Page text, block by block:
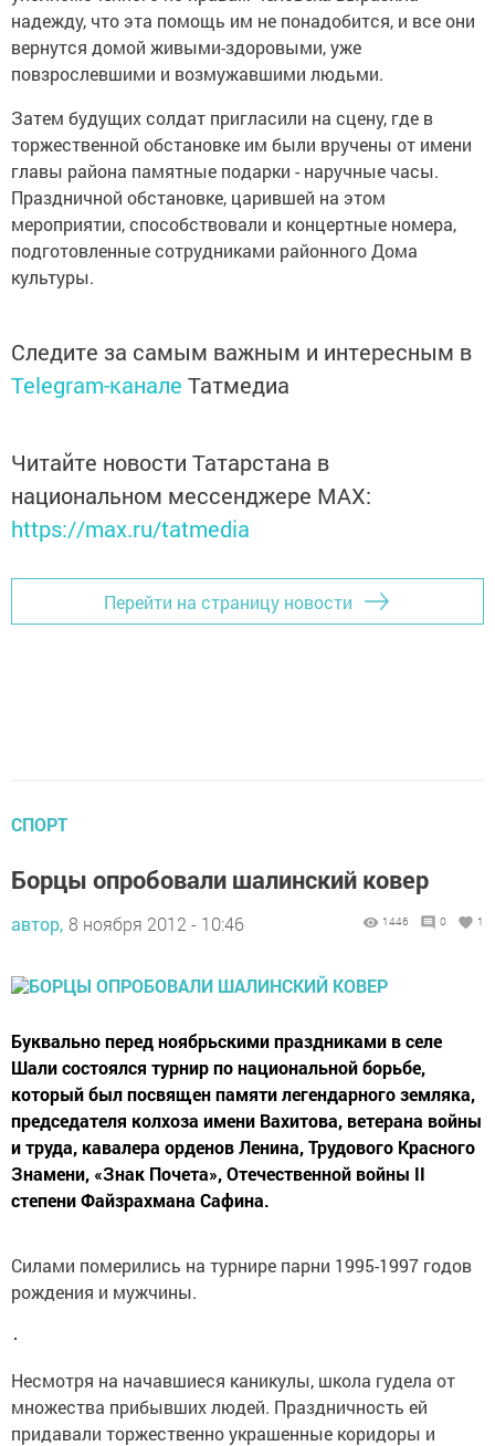
надежду, что эта помощь им не понадобится, и все они
вернутся домой живыми-здоровыми, уже
повзрослевшими и возмужавшими людьми.
Затем будущих солдат пригласили на сцену, где в
торжественной обстановке им были вручены от имени
главы района памятные подарки - наручные часы.
Праздничной обстановке, царившей на этом
мероприятии, способствовали и концертные номера,
подготовленные сотрудниками районного Дома
культуры.
Следите за самым важным и интересным в
Telegram-канале Татмедиа
Читайте новости Татарстана в
национальном мессенджере MАХ:
https://max.ru/tatmedia
Перейти на страницу новости
СПОРТ
Борцы опробовали шалинский ковер
автор, 8 ноября 2012 - 10:46 1446 0 1
Буквально перед ноябрьскими праздниками в селе
Шали состоялся турнир по национальной борьбе,
который был посвящен памяти легендарного земляка,
председателя колхоза имени Вахитова, ветерана войны
и труда, кавалера орденов Ленина, Трудового Красного
Знамени, «Знак Почета», Отечественной войны II
степени Файзрахмана Сафина.
Силами померились на турнире парни 1995-1997 годов
рождения и мужчины.
Несмотря на начавшиеся каникулы, школа гудела от
множества прибывших людей. Праздничность ей
придавали торжественно украшенные коридоры и